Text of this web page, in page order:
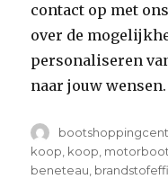
contact op met
over de
personaliseren
naar jouw wensen.
Author
koop koop motorboot
beneteau